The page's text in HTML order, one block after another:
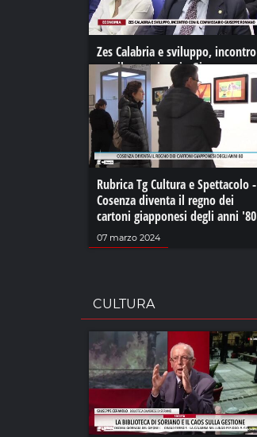
Zes Calabria e sviluppo, incontro
con il commissario Giuseppe
Romano
26 ottobre 2022
Rubrica Tg Cultura e Spettacolo -
Cosenza diventa il regno dei
cartoni giapponesi degli anni '80
07 marzo 2024
CULTURA